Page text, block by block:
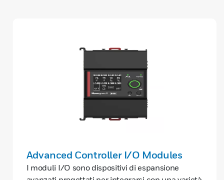
Advanced Controller I/O Modules
I moduli I/O sono dispositivi di espansione